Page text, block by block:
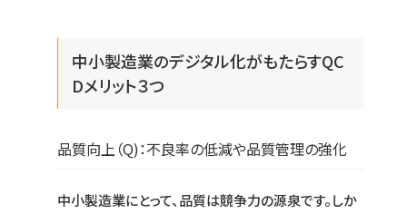
中小製造業のデジタル化がもたらすQC
Dメリット３つ
品質向上（Q)：不良率の低減や品質管理の強化
中小製造業にとって、品質は競争力の源泉です。しか